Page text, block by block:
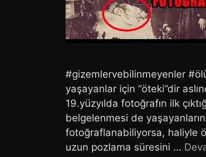
#gizemlervebilinmeyenler
yaşayanlar için “öteki”dir
19.yüzyılda fotoğrafın ilk
belgelenmesi de
fotoğraflanabiliyorsa, haliyle
uzun pozlama süresini …